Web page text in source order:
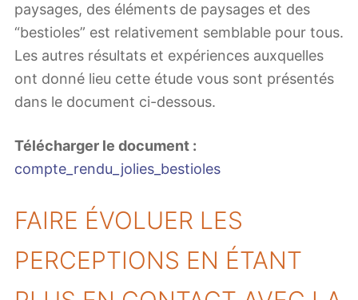
paysages, des éléments de paysages et des
“bestioles” est relativement semblable pour tous.
Les autres résultats et expériences auxquelles
ont donné lieu cette étude vous sont présentés
dans le document ci-dessous.
Télécharger le document :
compte_rendu_jolies_bestioles
FAIRE ÉVOLUER LES
PERCEPTIONS EN ÉTANT